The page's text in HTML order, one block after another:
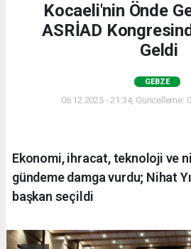
Kocaeli'nin Önde
ASRİAD
Geldi
GEBZE
06.12.2025 - 21:34, Güncelleme:
Ekonomi, ihracat, teknoloji ve
gündeme damga vurdu; Nihat
başkan seçildi